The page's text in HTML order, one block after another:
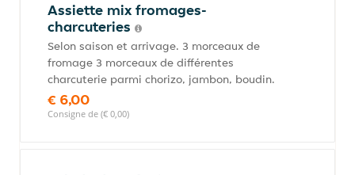
Assiette mix fromages-
charcuteries
Selon saison et arrivage. 3 morceaux de
fromage 3 morceaux de différentes
charcuterie parmi chorizo, jambon, boudin.
€ 6,00
Consigne de (€ 0,00)